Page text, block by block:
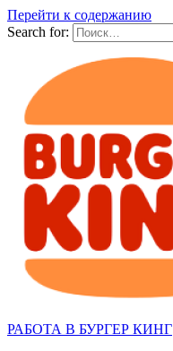
Перейти к содержанию
Search for:
РАБОТА В БУРГЕР КИНГ